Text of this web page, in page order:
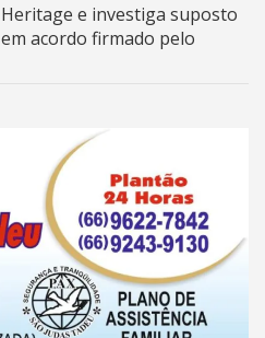
e investiga suposto
acordo firmado pelo